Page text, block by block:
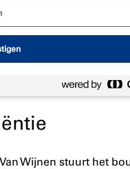
partner) en
Wijnen stuurt het